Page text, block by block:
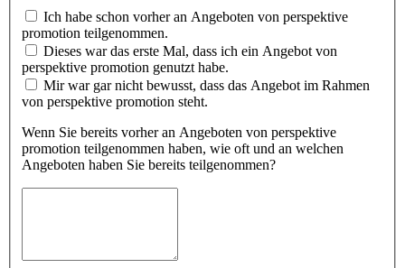
promotion teilgenommen.
perspektive promotion genutzt habe.
von perspektive promotion steht.
Wenn Sie bereits vorher an Angeboten von perspektive
promotion teilgenommen haben, wie oft und an welchen
Angeboten haben Sie bereits teilgenommen?